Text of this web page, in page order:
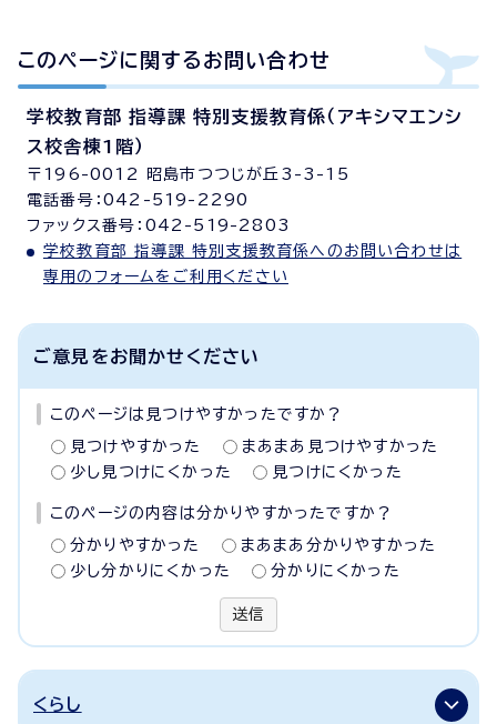
このページに関する お問い合わせ
学校教育部 指導課 特別支援教育係（アキシマエンシ
ス校舎棟1階）
〒196-0012 昭島市つつじが丘3-3-15
電話番号：042-519-2290
ファックス番号：042-519-2803
学校教育部 指導課 特別支援教育係へのお問い合わせは
専用のフォームをご利用ください
ご意見をお聞かせください
このページは見つけやすかったですか？
見つけやすかった
まあまあ見つけやすかった
少し見つけにくかった
見つけにくかった
このページの内容は分かりやすかったですか？
分かりやすかった
まあまあ分かりやすかった
少し分かりにくかった
分かりにくかった
送信
くらし